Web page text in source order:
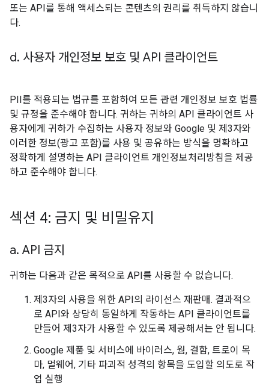
또는 API를 통해 액세스되는 콘텐츠의 권리를 취득하지 않습니
다.
d. 사용자 개인정보 보호 및 API 클라이언트
PII를 적용되는 법규를 포함하여 모든 관련 개인정보 보호 법률
및 규정을 준수해야 합니다. 귀하는 귀하의 API 클라이언트 사
용자에게 귀하가 수집하는 사용자 정보와 Google 및 제3자와
이러한 정보(광고 포함)를 사용 및 공유하는 방식을 명확하고
정확하게 설명하는 API 클라이언트 개인정보처리방침을 제공
하고 준수해야 합니다.
섹션 4: 금지 및 비밀유지
a. API 금지
귀하는 다음과 같은 목적으로 API를 사용할 수 없습니다.
제3자의 사용을 위한 API의 라이선스 재판매. 결과적으
로 API와 상당히 동일하게 작동하는 API 클라이언트를
만들어 제3자가 사용할 수 있도록 제공해서는 안 됩니다.
Google 제품 및 서비스에 바이러스, 웜, 결함, 트로이 목
마, 멀웨어, 기타 파괴적 성격의 항목을 도입할 의도로 작
업 실행